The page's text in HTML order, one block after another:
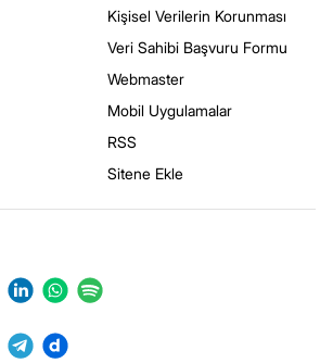
Kişisel Verilerin Korunması
Veri Sahibi Başvuru Formu
Webmaster
Mobil Uygulamalar
RSS
Sitene Ekle